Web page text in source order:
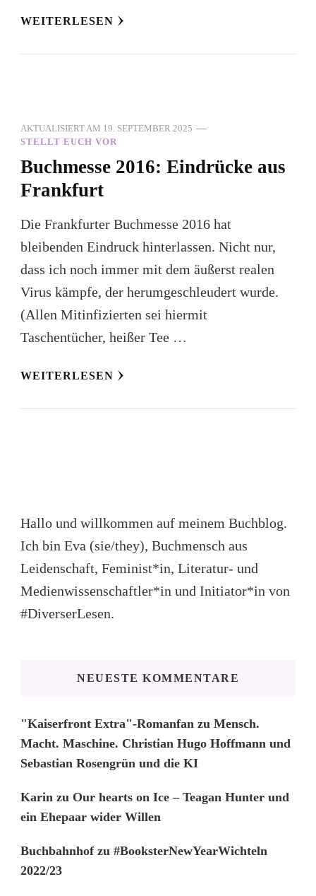
WEITERLESEN
AKTUALISIERT AM 19. SEPTEMBER 2025
STELLT EUCH VOR
Buchmesse 2016: Eindrücke aus
Frankfurt
Die Frankfurter Buchmesse 2016 hat
bleibenden Eindruck hinterlassen. Nicht nur,
dass ich noch immer mit dem äußerst realen
Virus kämpfe, der herumgeschleudert wurde.
(Allen Mitinfizierten sei hiermit
Taschentücher, heißer Tee …
WEITERLESEN
Hallo und willkommen auf meinem Buchblog.
Ich bin Eva (sie/they), Buchmensch aus
Leidenschaft, Feminist*in, Literatur- und
Medienwissenschaftler*in und Initiator*in von
#DiverserLesen.
NEUESTE KOMMENTARE
"Kaiserfront Extra"-Romanfan zu Mensch.
Macht. Maschine. Christian Hugo Hoffmann und
Sebastian Rosengrün und die KI
Karin zu Our hearts on Ice – Teagan Hunter und
ein Ehepaar wider Willen
Buchbahnhofzu #BooksterNewYearWichteln
2022/23